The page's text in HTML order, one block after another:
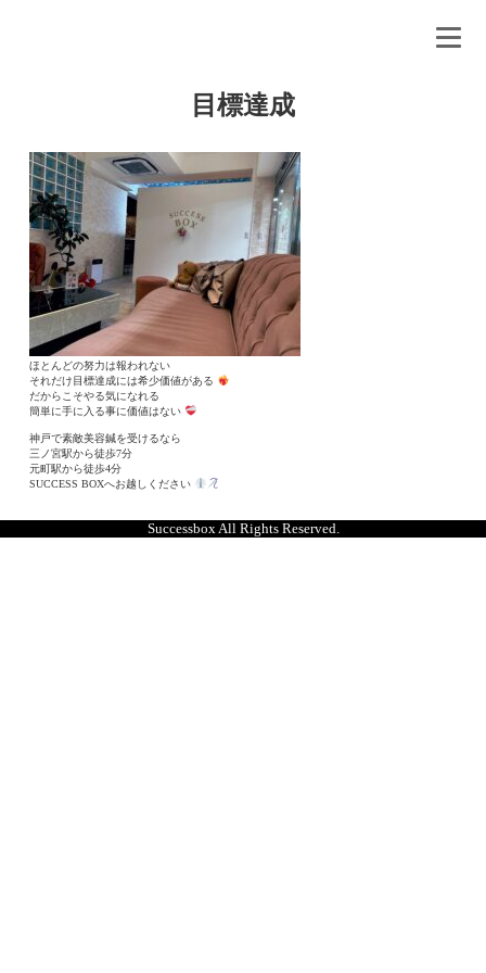
目標達成
ほとんどの努力は報われない
それだけ目標達成には希少価値がある
だからこそやる気になれる
簡単に手に入る事に価値はない
神戸で素敵美容鍼を受けるなら
三ノ宮駅から徒歩7分
元町駅から徒歩4分
SUCCESS BOXへお越しください
Successbox All Rights Reserved.